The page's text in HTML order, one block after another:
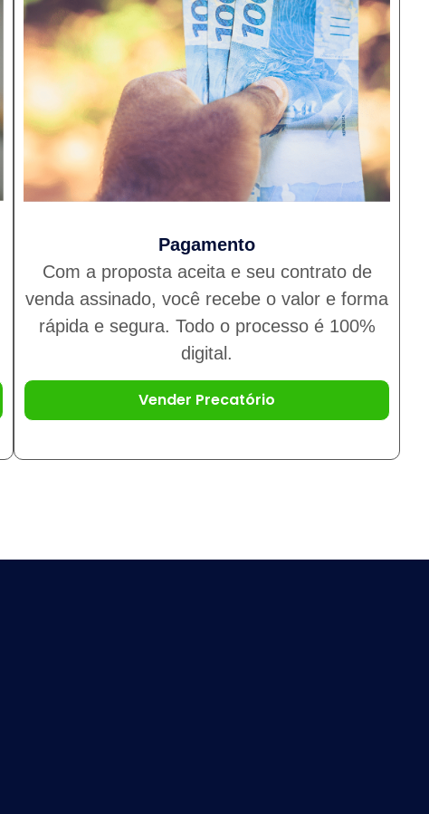
Pagamento
Com a proposta aceita e seu contrato de
venda assinado, você recebe o valor e forma
rápida e segura. Todo o processo é 100%
digital.
Vender Precatório